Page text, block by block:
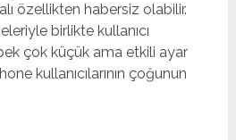
özellikten habersiz olabilir.
birlikte kullanıcı
çok küçük ama etkili ayar
kullanıcılarının çoğunun